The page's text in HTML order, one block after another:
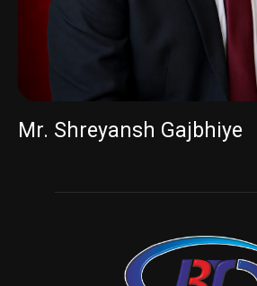
Mr. Shreyansh Gajbhiye